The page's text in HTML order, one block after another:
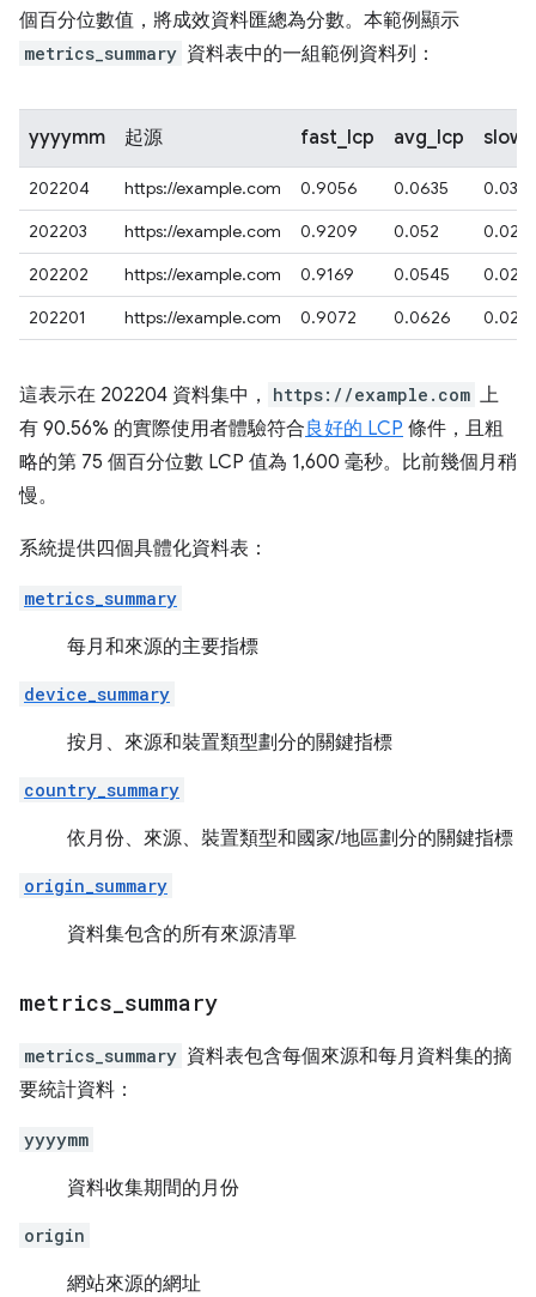
個百分位數值，將成效資料匯總為分數。本範例顯示
metrics_summary 資料表中的一組範例資料列：
yyyymm 起源 fast_lcp avg_lcp
202204 https://example.com 0.9056 0.0635
0.0301
202203
https://example.com 0.9209 0.052
202202
https://example.com 0.9169 0.0545
202201
https://example.com 0.9072 0.0626
這表示在 202204 資料集中， https://example.com 上
有 90.56% 的實際使用者體驗符合良好的 LCP 條件，且粗
略的第 75 個百分位數 LCP 值為 1,600 毫秒。比前幾個月稍
慢。
系統提供四個具體化資料表：
metrics_summary
每月和來源的主要指標
device_summary
按月、來源和裝置類型劃分的關鍵指標
country_summary
依月份、來源、裝置類型和國家/地區劃分的關鍵指標
origin_summary
資料集包含的所有來源清單
metrics summary
metrics_summary 資料表包含每個來源和每月資料集的摘
要統計資料：
yyyymm
資料收集期間的月份
origin
網站來源的網址